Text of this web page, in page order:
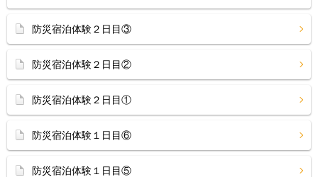
防災宿泊体験２日目③
防災宿泊体験２日目②
防災宿泊体験２日目①
防災宿泊体験１日目⑥
防災宿泊体験１日目⑤